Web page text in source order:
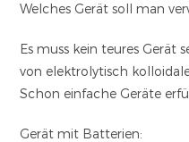
Welches Gerät soll man
Es muss kein teures Gerät
von elektrolytisch
Schon einfache Geräte
Gerät mit Batterien: